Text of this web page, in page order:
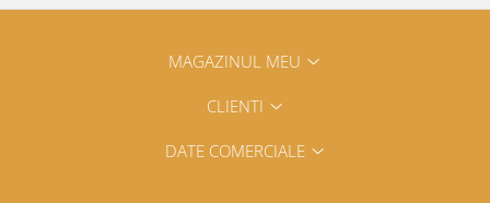
MAGAZINUL MEU
CLIENTI
DATE COMERCIALE